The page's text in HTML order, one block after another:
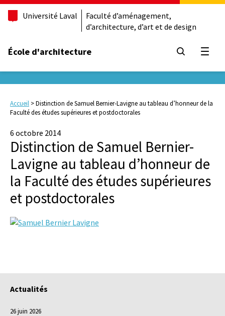
Université Laval
Faculté d’aménagement,
d’architecture, d’art et de design
École d'architecture
Accueil >Distinction de Samuel Bernier-Lavigne au tableau d’honneur de la
Faculté des études supérieures et postdoctorales
6 octobre 2014
Distinction de Samuel Bernier-
Lavigne au tableau d’honneur de
la Faculté des études supérieures
et postdoctorales
Actualités
26 juin 2026